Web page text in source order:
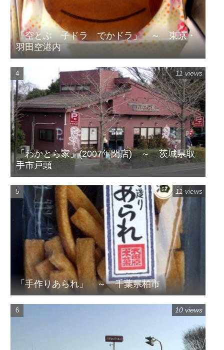
「空とぶ 子ドラ でかドラ」 ～ 東京・
羽田空港内
「わかとら家」(2007年閉店) ～ 茨城県取
手市戸頭
11 views
「手作りあられ」 ～ 千葉県柏市
11 views
10 views